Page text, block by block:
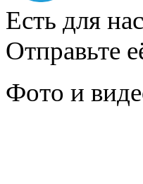
Есть для
Отправьте
Фото и